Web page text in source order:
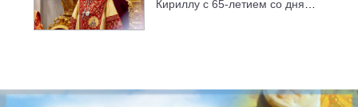
Кириллу с 65-летием со дня